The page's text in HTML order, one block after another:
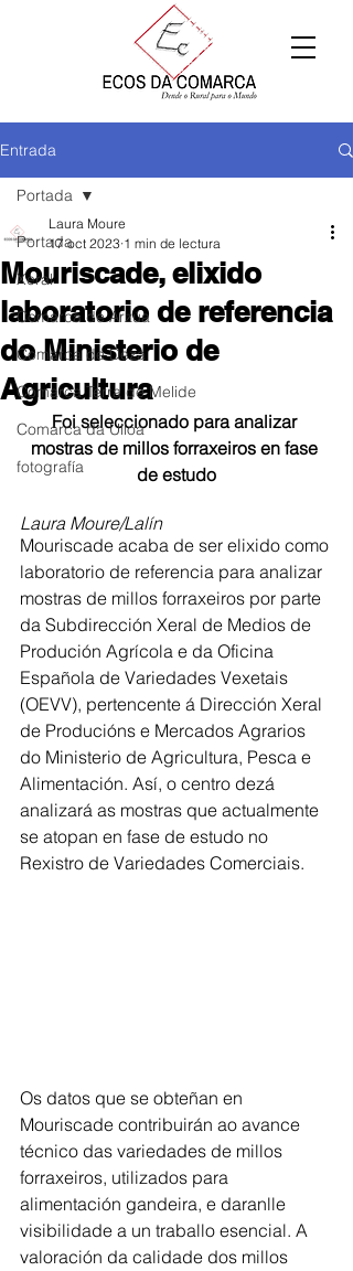
Entrada
Portada
Xeral
Comarca de Arzúa
Comarca de Deza
Comarca Terra de Melide
Comarca da Ulloa
fotografía
Portada
Mouriscade, elixido
laboratorio de referencia
do Ministerio de
Agricultura
Laura Moure
17 oct 2023 1 min de lectura
Foi seleccionado para analizar
mostras de millos forraxeiros en fase
de estudo
Laura Moure/Lalín
Mouriscade acaba de ser elixido como
laboratorio de referencia para analizar
mostras de millos forraxeiros por parte
da Subdirección Xeral de Medios de
Produción Agrícola e da Oficina
Española de Variedades Vexetais
(OEVV), pertencente á Dirección Xeral
de Producións e Mercados Agrarios
do Ministerio de Agricultura, Pesca e
Alimentación. Así, o centro dezá
analizará as mostras que actualmente
se atopan en fase de estudo no
Rexistro de Variedades Comerciais.
Os datos que se obteñan en
Mouriscade contribuirán ao avance
técnico das variedades de millos
forraxeiros, utilizados para
alimentación gandeira, e daranlle
visibilidade a un traballo esencial. A
valoración da calidade dos millos